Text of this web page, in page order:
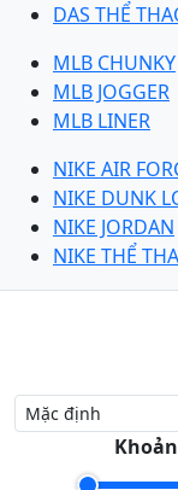
DAS THỂ
MLB CHUNKY
MLB JOGGER
MLB LINER
NIKE AIR
NIKE DUNK
NIKE JORDAN
NIKE THỂ